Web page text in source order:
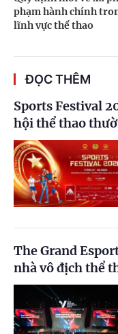
phạm hành chính
lĩnh vực thể thao
ĐỌC THÊM
Sports Festival
hội thể thao
The Grand
nhà vô địch thể